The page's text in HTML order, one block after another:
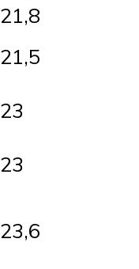
21,8
21,5
23
23
23,6